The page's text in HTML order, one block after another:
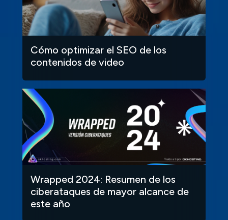
Cómo optimizar el SEO de los
contenidos de video
Wrapped 2024: Resumen de los
ciberataques de mayor alcance de
este año